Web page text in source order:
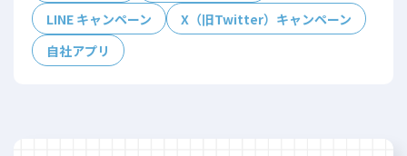
LINE キャンペーン
X（旧Twitter）キャンペーン
自社アプリ